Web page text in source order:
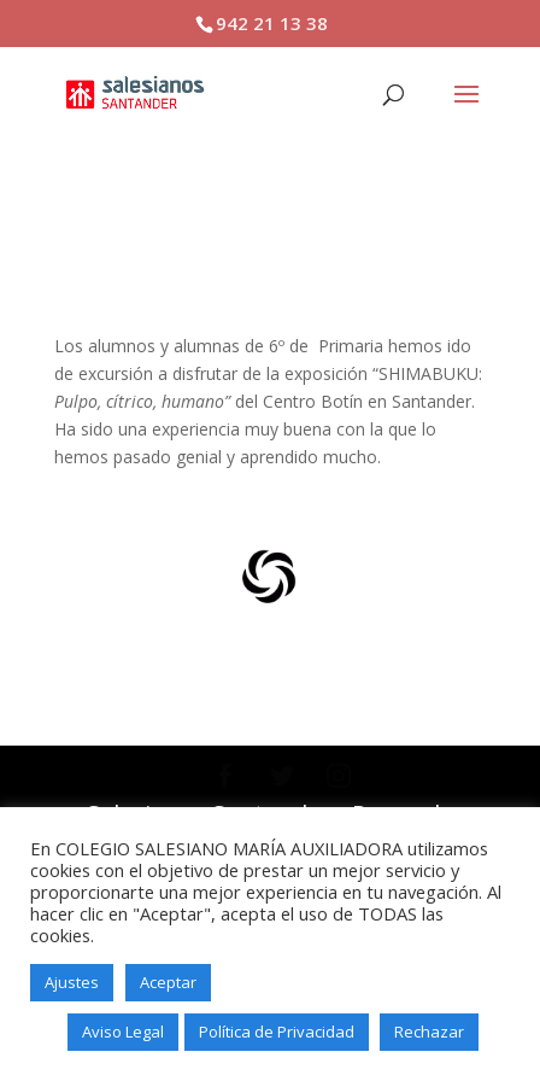
942 21 13 38
Los alumnos y alumnas de 6º de Primaria hemos ido
de excursión a disfrutar de la exposición “SHIMABUKU:
Pulpo, cítrico, humano”del Centro Botín en Santander.
Ha sido una experiencia muy buena con la que lo
hemos pasado genial y aprendido mucho.
Salesianos Santander - Paseo de
Altamira, 73 - 39006 - Santander -
Teléfono: 942211338
En COLEGIO SALESIANO MARÍA AUXILIADORA utilizamos
cookies con el objetivo de prestar un mejor servicio y
proporcionarte una mejor experiencia en tu navegación. Al
hacer clic en "Aceptar", acepta el uso de TODAS las
cookies.
Ajustes Aceptar
Aviso Legal Política de Privacidad Rechazar